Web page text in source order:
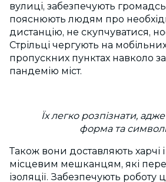
вулиці, забезпечують
пояснюють людям про
дистанцію, не скупчуватися,
Стрільці чергують на
пропускних пунктах навколо
пандемію міст.
Їх легко розпізнати,
форма та
Також вони доставляють харчі
місцевим мешканцям, які
ізоляції. Забезпечують роботу